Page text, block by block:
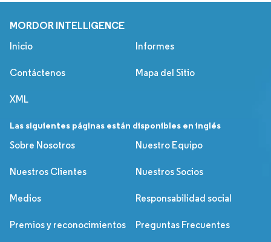
MORDOR INTELLIGENCE
Inicio Informes
Contáctenos Mapa del Sitio
XML
Las siguientes páginas están disponibles en inglés
Sobre Nosotros
Nuestro Equipo
Nuestros Clientes Nuestros Socios
Medios Responsabilidad social
Premios y reconocimientos Preguntas Frecuentes